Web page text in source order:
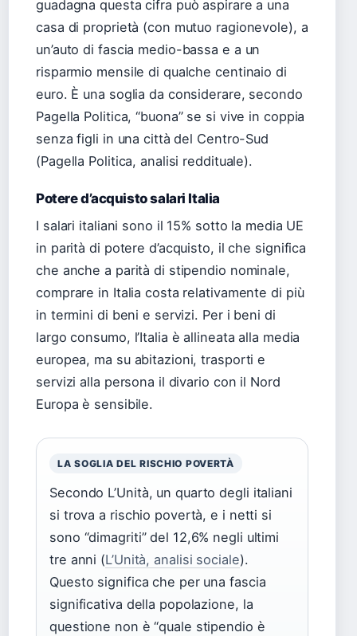
guadagna questa cifra può aspirare a una
casa di proprietà (con mutuo ragionevole), a
un’auto di fascia medio-bassa e a un
risparmio mensile di qualche centinaio di
euro. È una soglia da considerare, secondo
Pagella Politica, “buona” se si vive in coppia
senza figli in una città del Centro-Sud
(Pagella Politica, analisi reddituale).
Potere d’acquisto salari Italia
I salari italiani sono il 15% sotto la media UE
in parità di potere d’acquisto, il che significa
che anche a parità di stipendio nominale,
comprare in Italia costa relativamente di più
in termini di beni e servizi. Per i beni di
largo consumo, l’Italia è allineata alla media
europea, ma su abitazioni, trasporti e
servizi alla persona il divario con il Nord
Europa è sensibile.
LA SOGLIA DEL RISCHIO POVERTÀ
Secondo L’Unità, un quarto degli italiani
si trova a rischio povertà, e i netti si
sono “dimagriti” del 12,6% negli ultimi
tre anni (L’Unità, analisi sociale).
Questo significa che per una fascia
significativa della popolazione, la
questione non è “quale stipendio è